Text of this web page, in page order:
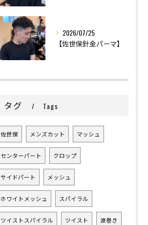
2026/07/25
【佐世保針金パーマ】
タグ Tags
佐世保 メンズカット マッシュ
センターパート クロップ
サイドパート メッシュ
ホワイトメッシュ スパイラル
ツイストスパイラル ツイスト 波巻き